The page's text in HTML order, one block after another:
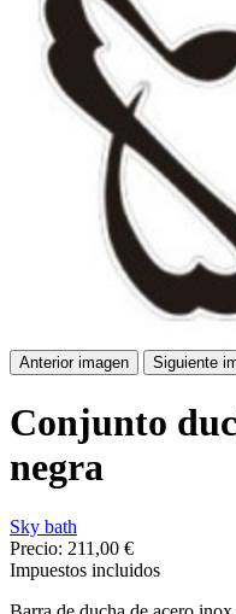
Anterior imagen Siguiente
Conjunto
negra
Sky bath
Precio: 211,00 €
Impuestos incluidos